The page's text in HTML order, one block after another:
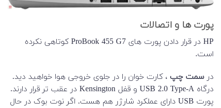
پورت ها و اتصالات
HP در قرار دادن پورت های ProBook 455 G7 کوتاهی نکرده
است.
در سمت چپ ، کارت خوان را در جلوی خروجی هوا خواهید دید.
درگاه USB 2.0 Type-A و قفل Kensington در عقب تر قرار دارند.
پورت USB دارای عملکرد شارژر هم هست. اگر نوت بوک در حال